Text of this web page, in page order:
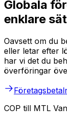
Globala
enklare
Oavsett om du
eller letar efter
har vi det du
överföringar
COP till MTL